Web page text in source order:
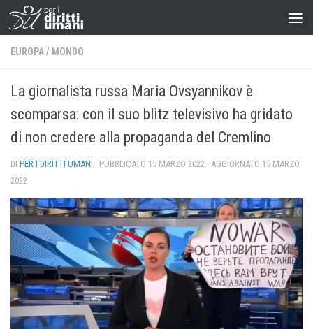
EUROPA/ MONDO
La giornalista russa Maria Ovsyannikov è
scomparsa: con il suo blitz televisivo ha gridato
di non credere alla propaganda del Cremlino
DI PER I DIRITTI UMANI · PUBBLICATO 15 MARZO 2022 · AGGIORNATO 15 MARZO
2022